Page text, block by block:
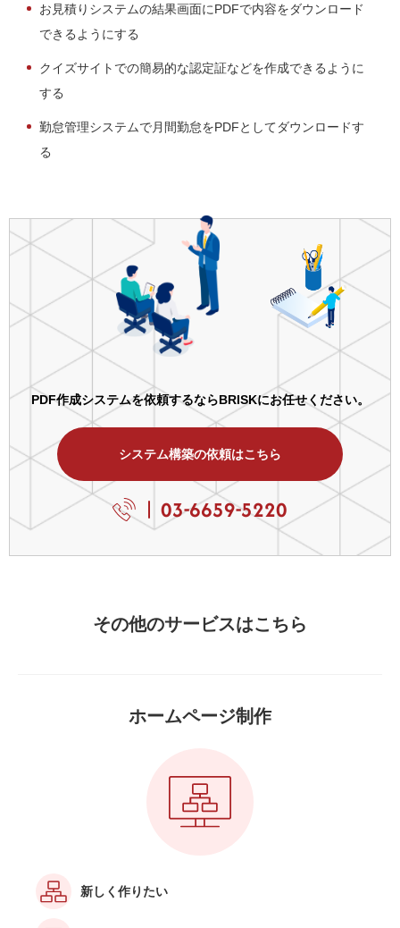
お見積りシステムの結果画面にPDFで内容をダウンロード
できるようにする
クイズサイトでの簡易的な認定証などを作成できるように
する
勤怠管理システムで月間勤怠をPDFとしてダウンロードす
る
PDF作成システムを依頼するならBRISKにお任せください。
システム構築の依頼はこちら
03-6659-5220
その他のサービスはこちら
ホームページ制作
新しく作りたい